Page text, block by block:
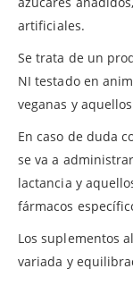
artificiales.
Se trata de un
NI testado en
veganas y
En caso de duda
se va a
lactancia y
fármacos
Los suplementos
variada y